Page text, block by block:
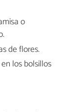
o
de flores.
los bolsillos